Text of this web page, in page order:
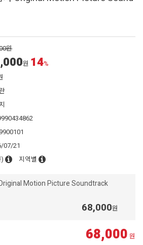
원
원 14%
07/21
지역별
Motion Picture Soundtrack
68,000원
68,000 원